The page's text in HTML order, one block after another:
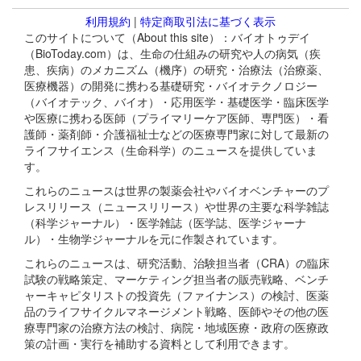
利用規約 | 特定商取引法に基づく表示
このサイトについて（About this site）：バイオトゥデイ
（BioToday.com）は、生命の仕組みの研究や人の病気（疾
患、疾病）のメカニズム（機序）の研究・治療法（治療薬、
医療機器）の開発に携わる基礎研究・バイオテクノロジー
（バイオテック、バイオ）・応用医学・基礎医学・臨床医学
や医療に携わる医師（プライマリーケア医師、専門医）・看
護師・薬剤師・介護福祉士などの医療専門家に対して最新の
ライフサイエンス（生命科学）のニュースを提供していま
す。
これらのニュースは世界の製薬会社やバイオベンチャーのプ
レスリリース（ニュースリリース）や世界の主要な科学雑誌
（科学ジャーナル）・医学雑誌（医学誌、医学ジャーナ
ル）・生物学ジャーナルを元に作製されています。
これらのニュースは、研究活動、治験担当者（CRA）の臨床
試験の戦略策定、マーケティング担当者の販売戦略、ベンチ
ャーキャピタリストの投資先（ファイナンス）の検討、医薬
品のライフサイクルマネージメント戦略、医師やその他の医
療専門家の治療方法の検討、病院・地域医療・政府の医療政
策の計画・実行を補助する資料として利用できます。